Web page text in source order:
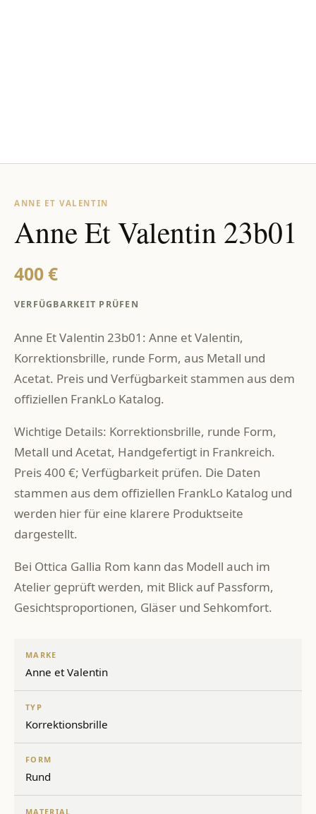
ANNE ET VALENTIN
Anne Et Valentin 23b01
400 €
VERFÜGBARKEIT PRÜFEN
Anne Et Valentin 23b01: Anne et Valentin,
Korrektionsbrille, runde Form, aus Metall und
Acetat. Preis und Verfügbarkeit stammen aus dem
offiziellen FrankLo Katalog.
Wichtige Details: Korrektionsbrille, runde Form,
Metall und Acetat, Handgefertigt in Frankreich.
Preis 400 €; Verfügbarkeit prüfen. Die Daten
stammen aus dem offiziellen FrankLo Katalog und
werden hier für eine klarere Produktseite
dargestellt.
Bei Ottica Gallia Rom kann das Modell auch im
Atelier geprüft werden, mit Blick auf Passform,
Gesichtsproportionen, Gläser und Sehkomfort.
MARKE
Anne et Valentin
TYP
Korrektionsbrille
FORM
Rund
MATERIAL